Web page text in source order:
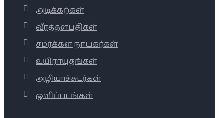
அடிக்கற்கள்
வீரத்தளபதிகள்
சமர்க்கள நாயகர்கள்
உயிராயுதங்கள்
அழியாச்சுடர்கள்
ஒளிப்படங்கள்